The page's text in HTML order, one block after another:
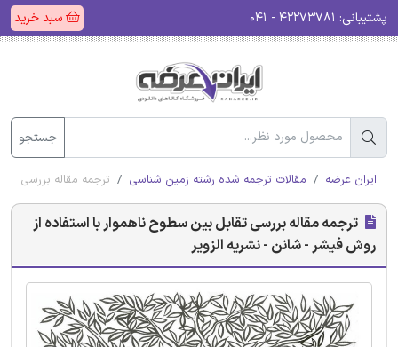
پشتیبانی: سبد خرید
جستجو
ایران عرضه مقالات ترجمه شده رشته زمین شناسی ترجمه مقاله بررسی
ترجمه مقاله بررسی تقابل بین سطوح ناهموار با استفاده از
روش فیشر - شانن - نشریه الزویر